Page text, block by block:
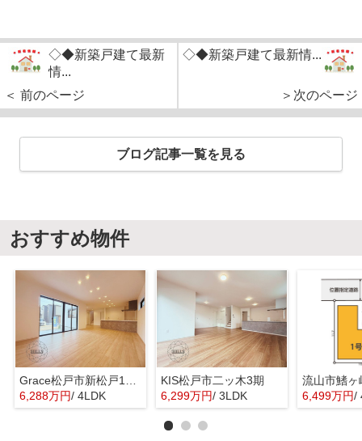
◇◆新築戸建て最新
情...
＜ 前のページ
◇◆新築戸建て最新情...
＞次のページ
ブログ記事一覧を見る
おすすめ物件
6,288万円/ 4LDK
KIS松戸市二ッ木3期
6,299万円/ 3LDK
流山市鰭ヶ
6,499万円/